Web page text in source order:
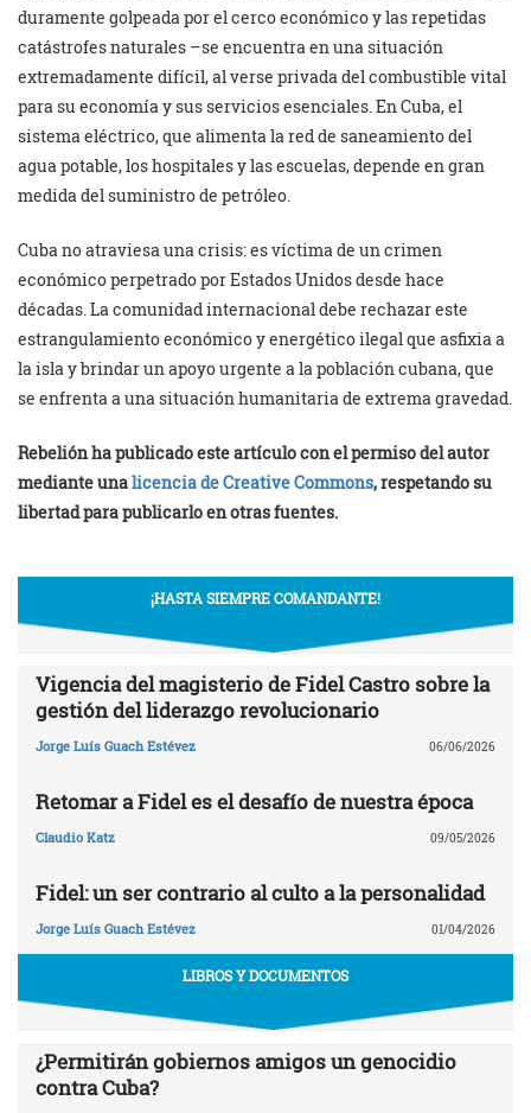
duramente golpeada por el cerco económico y las repetidas
catástrofes naturales –se encuentra en una situación
extremadamente difícil, al verse privada del combustible vital
para su economía y sus servicios esenciales. En Cuba, el
sistema eléctrico, que alimenta la red de saneamiento del
agua potable, los hospitales y las escuelas, depende en gran
medida del suministro de petróleo.
Cuba no atraviesa una crisis: es víctima de un crimen
económico perpetrado por Estados Unidos desde hace
décadas. La comunidad internacional debe rechazar este
estrangulamiento económico y energético ilegal que asfixia a
la isla y brindar un apoyo urgente a la población cubana, que
se enfrenta a una situación humanitaria de extrema gravedad.
Rebelión ha publicado este artículo con el permiso del autor
mediante unalicencia de Creative Commons, respetando su
libertad para publicarlo en otras fuentes.
¡HASTA SIEMPRE COMANDANTE!
Vigencia del magisterio de Fidel Castro sobre la
gestión del liderazgo revolucionario
Jorge Luís Guach Estévez 06/06/2026
Retomar a Fidel es el desafío de nuestra época
Claudio Katz 09/05/2026
Fidel: un ser contrario al culto a la personalidad
Jorge Luís Guach Estévez 01/04/2026
LIBROS Y DOCUMENTOS
¿Permitirán gobiernos amigos un genocidio
contra Cuba?